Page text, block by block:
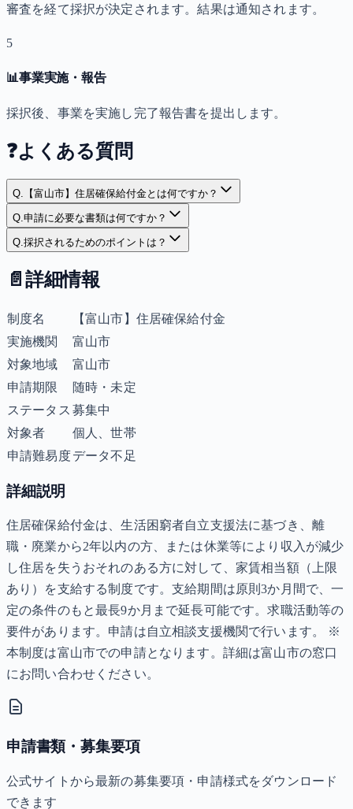
審査を経て採択が決定されます。結果は通知されます。
5
📊事業実施・報告
採択後、事業を実施し完了報告書を提出します。
❓よくある質問
Q. 【富山市】住居確保給付金とは何ですか？
Q.申請に必要な書類は何ですか？
Q.採択されるためのポイントは？
📄 詳細情報
制度名
【富山市】住居確保給付金
実施機関
富山市
対象地域
富山市
申請期限
随時・未定
ステータス 募集中
対象者
個人、世帯
申請難易度データ不足
詳細説明
住居確保給付金は、生活困窮者自立支援法に基づき、離
職・廃業から2年以内の方、または休業等により収入が減少
し住居を失うおそれのある方に対して、家賃相当額（上限
あり）を支給する制度です。支給期間は原則3か月間で、一
定の条件のもと最長9か月まで延長可能です。求職活動等の
要件があります。申請は自立相談支援機関で行います。 ※
本制度は富山市での申請となります。詳細は富山市の窓口
にお問い合わせください。
申請書類・募集要項
公式サイトから最新の募集要項・申請様式をダウンロード
できます